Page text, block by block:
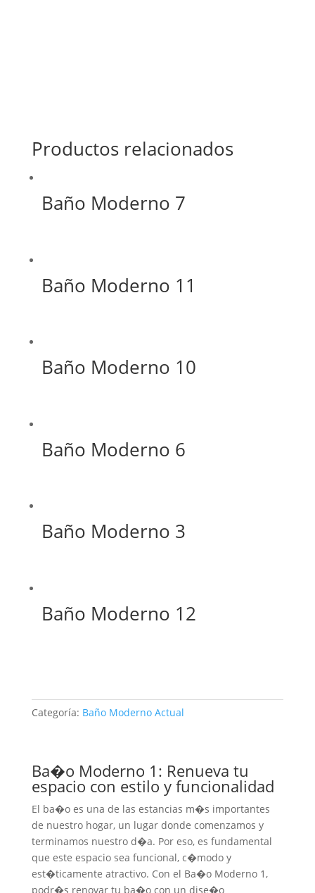
Productos relacionados
Baño Moderno 7
Baño Moderno 11
Baño Moderno 10
Baño Moderno 6
Baño Moderno 3
Baño Moderno 12
Categoría: Baño Moderno Actual
Ba�o Moderno 1: Renueva tu
espacio con estilo y funcionalidad
El ba�o es una de las estancias m�s importantes
de nuestro hogar, un lugar donde comenzamos y
terminamos nuestro d�a. Por eso, es fundamental
que este espacio sea funcional, c�modo y
est�ticamente atractivo. Con el Ba�o Moderno 1,
podr�s renovar tu ba�o con un dise�o